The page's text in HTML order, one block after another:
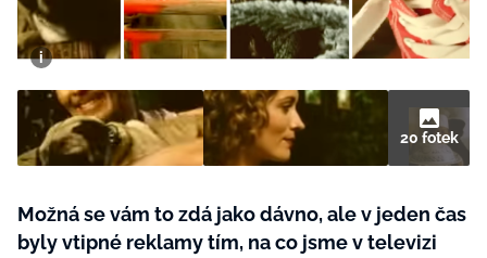
Rady a tipy
SVĚT ŽENY - 599 KČ
ROČNÍ PŘEDPLATNÉ SVĚT ŽENY +
SADA PRODUKTŮ MANA (10 ks)
20 fotek
Možná se vám to zdá jako dávno, ale v jeden čas
byly vtipné reklamy tím, na co jsme v televizi